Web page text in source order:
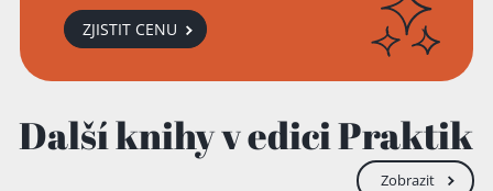
ZJISTIT CENU
Další knihy v edici Praktik
Zobrazit